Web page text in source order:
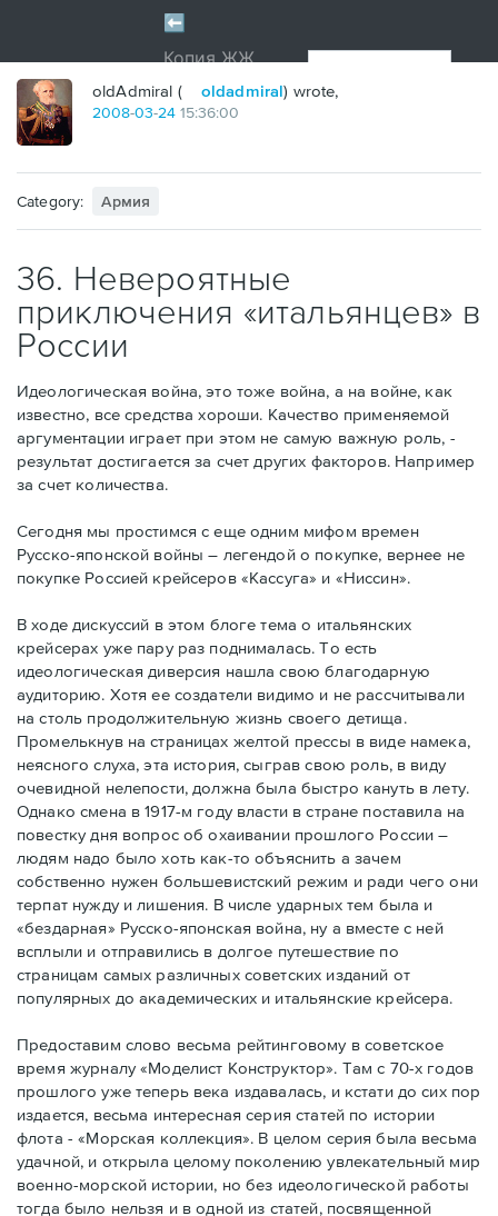
oldAdmiral ( oldadmiral) wrote,
2008-03-24 15:36:00
Category: Армия
36. Невероятные
приключения «итальянцев» в
России
Идеологическая война, это тоже война, а на войне, как
известно, все средства хороши. Качество применяемой
аргументации играет при этом не самую важную роль, -
результат достигается за счет других факторов. Например
за счет количества.
Сегодня мы простимся с еще одним мифом времен
Русско-японской войны – легендой о покупке, вернее не
покупке Россией крейсеров «Кассуга» и «Ниссин».
В ходе дискуссий в этом блоге тема о итальянских
крейсерах уже пару раз поднималась. То есть
идеологическая диверсия нашла свою благодарную
аудиторию. Хотя ее создатели видимо и не рассчитывали
на столь продолжительную жизнь своего детища.
Промелькнув на страницах желтой прессы в виде намека,
неясного слуха, эта история, сыграв свою роль, в виду
очевидной нелепости, должна была быстро кануть в лету.
Однако смена в 1917-м году власти в стране поставила на
повестку дня вопрос об охаивании прошлого России –
людям надо было хоть как-то объяснить а зачем
собственно нужен большевистский режим и ради чего они
терпат нужду и лишения. В числе ударных тем была и
«бездарная» Русско-японская война, ну а вместе с ней
всплыли и отправились в долгое путешествие по
страницам самых различных советских изданий от
популярных до академических и итальянские крейсера.
Предоставим слово весьма рейтинговому в советское
время журналу «Моделист Конструктор». Там с 70-х годов
прошлого уже теперь века издавалась, и кстати до сих пор
издается, весьма интересная серия статей по истории
флота - «Морская коллекция». В целом серия была весьма
удачной, и открыла целому поколению увлекательный мир
военно-морской истории, но без идеологической работы
тогда было нельзя и в одной из статей, посвященной